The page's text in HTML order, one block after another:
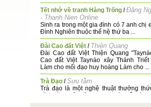
Tết nhớ về tranh Hàng Trống /Đặng
- Thanh Nien Online
Sinh ra trong một gia đình có 7 anh chị
Đình Nghiên thuộc thế hệ thứ ba ...
Đài Cao đất Việt / Thiện Quang
Đài Cao đất Việt Thiện Quang
Cao đất Việt Taynào xây Thánh Triết
Làm cho mối đạo huy hoàng Làm cho ...
Trà Đạo /Sưu tầm
Trà đạo là một nghệ thuật thưởng
...